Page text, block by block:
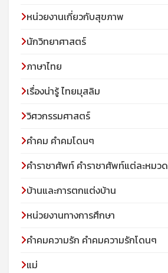
หน่วยงานเกี่ยวกับสุขภาพ
นักวิทยาศาสตร์
ภาษาไทย
เรื่องน่ารู้ ไทยมุสลิม
วิศวกรรมศาสตร์
คำคม คำคมโดนๆ
คำราชาศัพท์ คำราชาศัพท์แต่ละหมวด
บ้านและการตกแต่งบ้าน
หน่วยงานทางการศึกษา
คำคมความรัก คำคมความรักโดนๆ
แม่